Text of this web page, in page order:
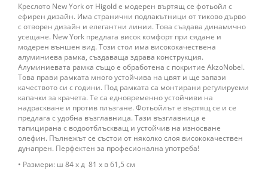
Креслото New York от Higold е модерен въртящ се фотьойл с
ефирен дизайн. Има странични подлакътници от тиково дърво
с отворен дизайн и елегантни линии. Това създава динамично
усещане. New York предлага висок комфорт при сядане и
модерен външен вид. Този стол има висококачествена
алуминиева рамка, създаваща здрава конструкция.
Алуминиевата рамка също е обработена с покритие AkzoNobel.
Това прави рамката много устойчива на цвят и ще запази
качеството си с години. Под рамката са монтирани регулируеми
капачки за крачета. Те са едновременно устойчиви на
надраскване и против плъзгане. Фотьойлът е въртящ се и се
предлага с удобна възглавница. Тази възглавница е
тапицирана с водоотблъскващ и устойчив на износване
олефин. Пълнежът се състои от няколко слоя висококачествен
дунапрен. Перфектен за професионална употреба!
• Размери: ш 84 х д 81 х в 61,5 см